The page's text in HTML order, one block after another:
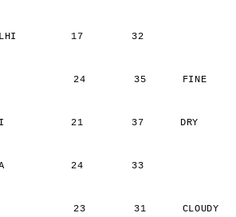
17        32
24        35      FINE
21        37      DRY
24        33
23        31      CLOUDY